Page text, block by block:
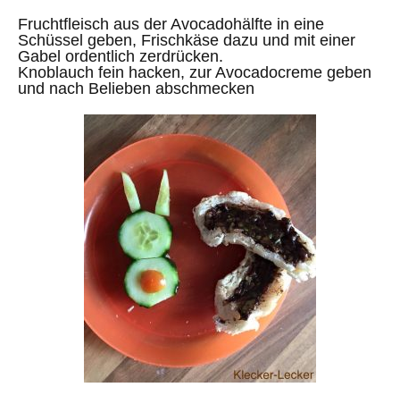
Fruchtfleisch aus der Avocadohälfte in eine
Schüssel geben, Frischkäse dazu und mit einer
Gabel ordentlich zerdrücken.
Knoblauch fein hacken, zur Avocadocreme geben
und nach Belieben abschmecken